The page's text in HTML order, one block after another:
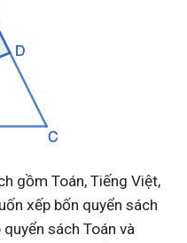
gồm Toán, Tiếng Việt,
xếp bốn quyển sách
sách Toán và